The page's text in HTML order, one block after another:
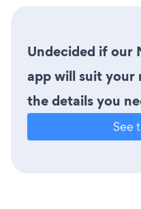
Undecided if our
app will suit your
the details you
See